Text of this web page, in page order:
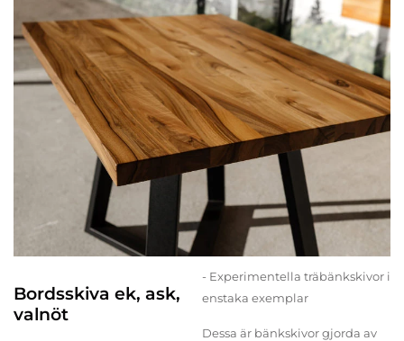
Kontakter
Bordsskiva ek, ask,
valnöt
- Experimentella träbänkskivor i
enstaka exemplar
Dessa är bänkskivor gjorda av